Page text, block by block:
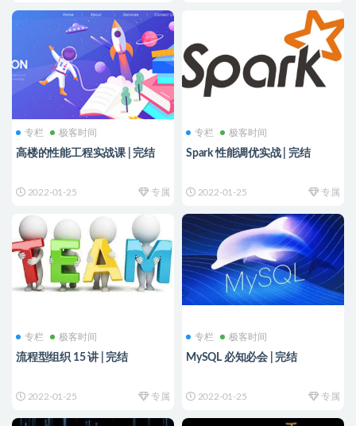
专栏 极客时间
高楼的性能工程实战课 | 完结
2022-01-25 专属
专栏 极客时间
Spark 性能调优实战 | 完结
2022-01-25 专属
专栏 极客时间
流程型组织 15 讲 | 完结
2022-01-25 专属
专栏 极客时间
MySQL 必知必会 | 完结
2022-01-25 专属